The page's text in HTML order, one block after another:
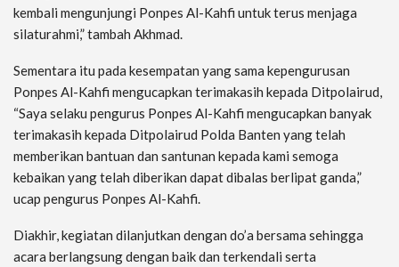
kembali mengunjungi Ponpes Al-Kahfi untuk terus menjaga
silaturahmi,” tambah Akhmad.
Sementara itu pada kesempatan yang sama kepengurusan
Ponpes Al-Kahfi mengucapkan terimakasih kepada Ditpolairud,
“Saya selaku pengurus Ponpes Al-Kahfi mengucapkan banyak
terimakasih kepada Ditpolairud Polda Banten yang telah
memberikan bantuan dan santunan kepada kami semoga
kebaikan yang telah diberikan dapat dibalas berlipat ganda,”
ucap pengurus Ponpes Al-Kahfi.
Diakhir, kegiatan dilanjutkan dengan do’a bersama sehingga
acara berlangsung dengan baik dan terkendali serta